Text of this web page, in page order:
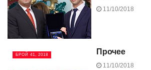
11/10/2018
БРОЙ 41, 2018 Прочее
11/10/2018